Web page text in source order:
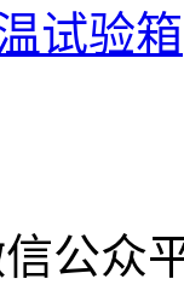
试验箱
公众